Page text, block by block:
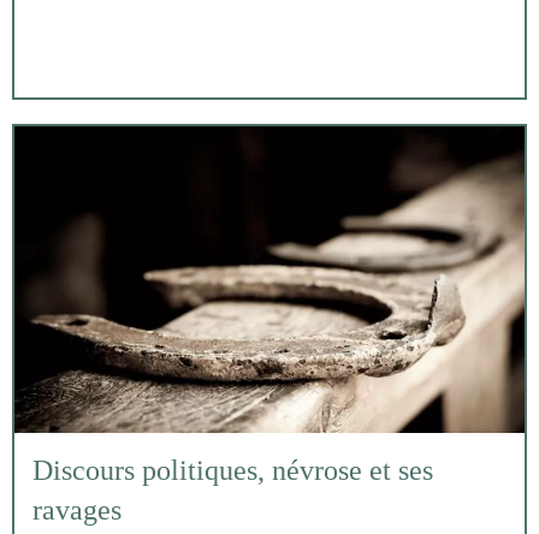
Discours politiques, névrose et ses
ravages